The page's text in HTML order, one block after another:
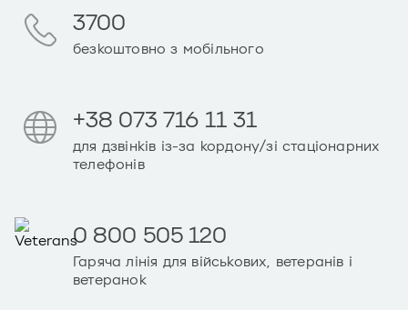
3700
безкоштовно з мобільного
+38 073 716 11 31
для дзвінків із-за кордону/зі стаціонарних
телефонів
0 800 505 120
Гаряча лінія для військових, ветеранів і
ветеранок